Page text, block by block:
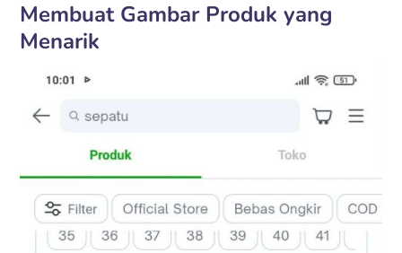
Membuat Gambar Produk yang
Menarik